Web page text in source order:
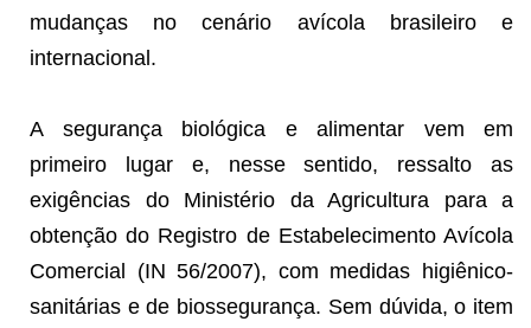
mudanças no cenário avícola brasileiro e
internacional.
A segurança biológica e alimentar vem em
primeiro lugar e, nesse sentido, ressalto as
exigências do Ministério da Agricultura para a
obtenção do Registro de Estabelecimento Avícola
Comercial (IN 56/2007), com medidas higiênico-
sanitárias e de biossegurança. Sem dúvida, o item